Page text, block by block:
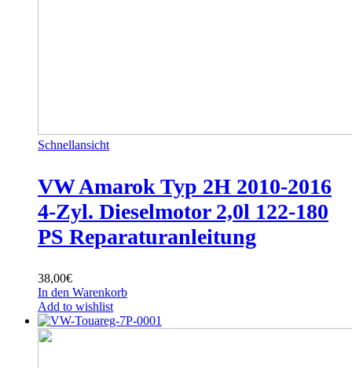
Schnellansicht
VW Amarok Typ 2H 2010-2016
4-Zyl. Dieselmotor 2,0l 122-180
PS Reparaturanleitung
38,00€
In den Warenkorb
Add to wishlist